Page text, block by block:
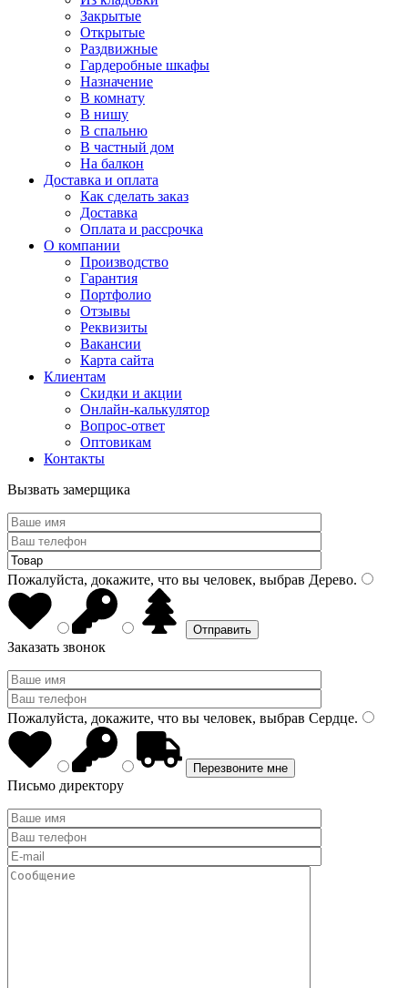
Закрытые
Открытые
Раздвижные
Гардеробные шкафы
Назначение
В комнату
В нишу
В спальню
В частный дом
На балкон
Доставка и оплата
Как сделать заказ
Доставка
Оплата и рассрочка
О компании
Производство
Гарантия
Портфолио
Отзывы
Реквизиты
Вакансии
Карта сайта
Клиентам
Скидки и акции
Онлайн-калькулятор
Вопрос-ответ
Оптовикам
Контакты
Вызвать замерщика
Пожалуйста, докажите, что вы человек, выбрав Дерево.
Заказать звонок
Пожалуйста, докажите, что вы человек, выбрав Сердце.
Письмо директору